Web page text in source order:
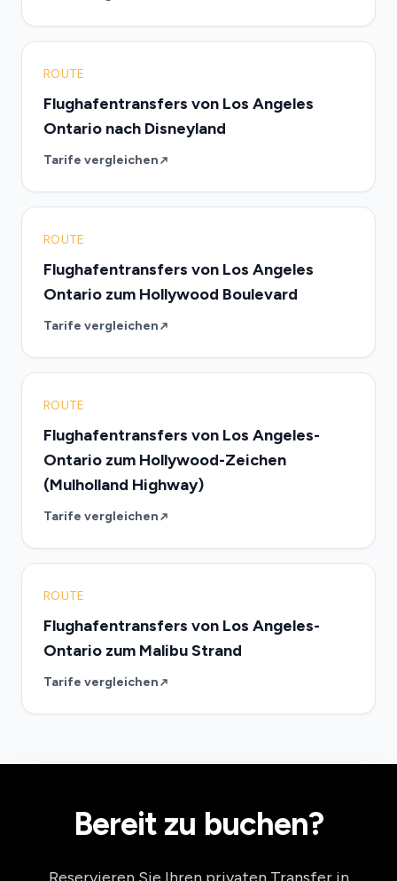
ROUTE
Flughafentransfers von Los Angeles
Ontario nach Disneyland
Tarife vergleichen
ROUTE
Flughafentransfers von Los Angeles
Ontario zum Hollywood Boulevard
Tarife vergleichen
ROUTE
Flughafentransfers von Los Angeles-
Ontario zum Hollywood-Zeichen
(Mulholland Highway)
Tarife vergleichen
ROUTE
Flughafentransfers von Los Angeles-
Ontario zum Malibu Strand
Tarife vergleichen
Bereit zu buchen?